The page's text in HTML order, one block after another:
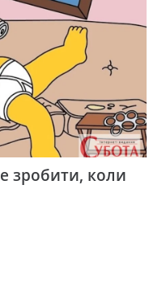
зробити, коли